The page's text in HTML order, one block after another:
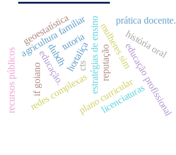
educação profissional
estratégias de ensino
redes complexasplano curricular
história oral
educação. mulheres sim
hortaliça
agricultura familiar
licenciaturas
if goiano reputação
prática docente.
dubdh
geoestatística
recursos públicos
tutoria
cts